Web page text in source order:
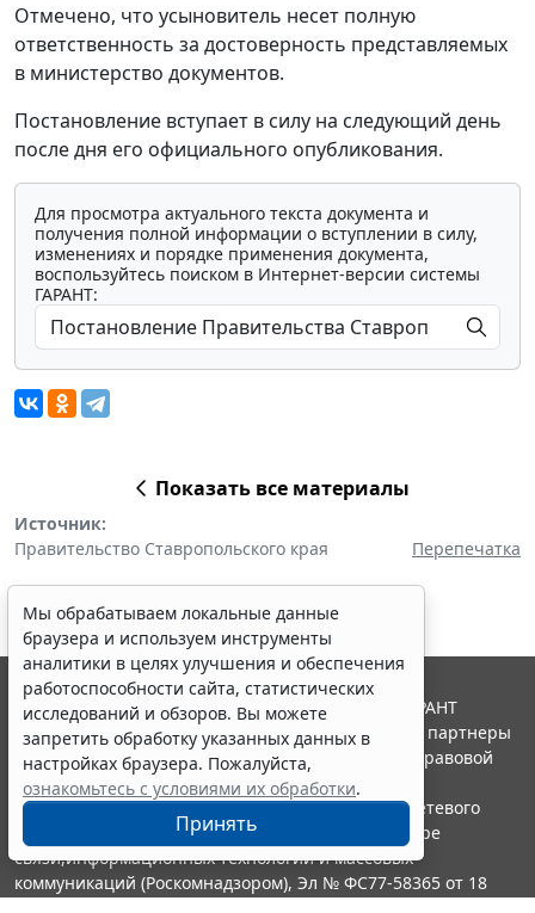
Отмечено, что усыновитель несет полную
ответственность за достоверность представляемых
в министерство документов.
Постановление вступает в силу на следующий день
после дня его официального опубликования.
Для просмотра актуального текста документа и
получения полной информации о вступлении в силу,
изменениях и порядке применения документа,
воспользуйтесь поиском в Интернет-версии системы
ГАРАНТ:
Показать все материалы
Источник:
Правительство Ставропольского края
Перепечатка
Мы обрабатываем локальные данные
браузера и используем инструменты
аналитики в целях улучшения и обеспечения
работоспособности сайта, статистических
исследований и обзоров. Вы можете
запретить обработку указанных данных в
настройках браузера. Пожалуйста,
ознакомьтесь с условиями их обработки.
Принять
© ООО "НПП "ГАРАНТ-СЕРВИС", 2026. Система ГАРАНТ
выпускается с 1990 года. Компания "Гарант" и ее партнеры
являются участниками Российской ассоциации правовой
информации ГАРАНТ.
Портал ГАРАНТ.РУ зарегистрирован в качестве сетевого
издания Федеральной службой по надзору в сфере
связи,информационных технологий и массовых
коммуникаций (Роскомнадзором), Эл № ФС77-58365 от 18